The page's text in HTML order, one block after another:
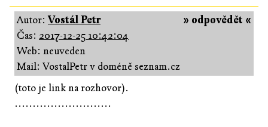
» odpovědět «
Autor:Vostál Petr
Čas: 2017-12-25 10:42:04
Web: neuveden
Mail: VostalPetr v doméně seznam.cz
(toto je link na rozhovor).
...........................